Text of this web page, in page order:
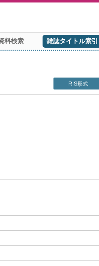
料検索 雑誌タイトル索引
RIS形式